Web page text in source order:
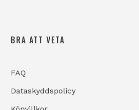
BRA ATT VETA
FAQ
Dataskyddspolicy